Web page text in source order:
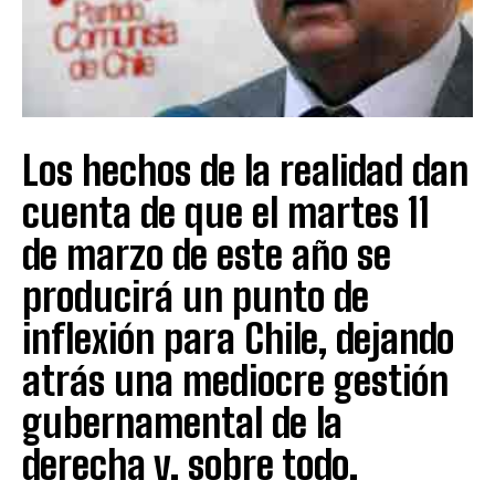
Los hechos de la realidad dan
cuenta de que el martes 11
de marzo de este año se
producirá un punto de
inflexión para Chile, dejando
atrás una mediocre gestión
gubernamental de la
derecha y, sobre todo,